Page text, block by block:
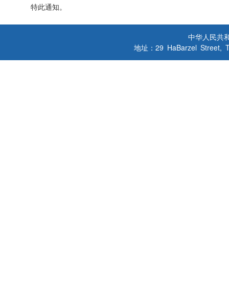
特此通知。
中华人民共
地址：29 HaBarzel Street,